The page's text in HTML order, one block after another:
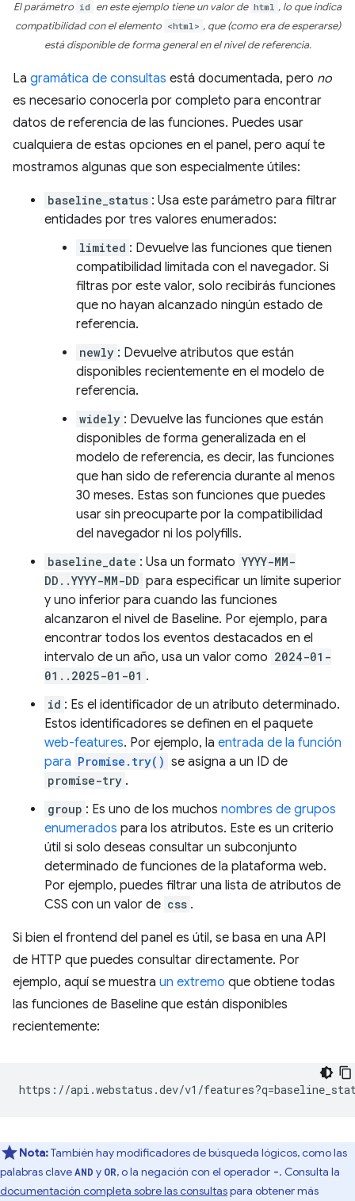
El parámetro id en este ejemplo tiene un valor de html , lo que indica
compatibilidad con el elemento <html> , que (como era de esperarse)
está disponible de forma general en el nivel de referencia.
La gramática de consultas está documentada, pero no
es necesario conocerla por completo para encontrar
datos de referencia de las funciones. Puedes usar
cualquiera de estas opciones en el panel, pero aquí te
mostramos algunas que son especialmente útiles:
baseline_status : Usa este parámetro para filtrar
entidades por tres valores enumerados:
limited : Devuelve las funciones que tienen
compatibilidad limitada con el navegador. Si
filtras por este valor, solo recibirás funciones
que no hayan alcanzado ningún estado de
referencia.
newly : Devuelve atributos que están
disponibles recientemente en el modelo de
referencia.
widely : Devuelve las funciones que están
disponibles de forma generalizada en el
modelo de referencia, es decir, las funciones
que han sido de referencia durante al menos
30 meses. Estas son funciones que puedes
usar sin preocuparte por la compatibilidad
del navegador ni los polyfills.
baseline_date : Usa un formato YYYY-MM-
DD..YYYY-MM-DD para especificar un límite superior
y uno inferior para cuando las funciones
alcanzaron el nivel de Baseline. Por ejemplo, para
encontrar todos los eventos destacados en el
intervalo de un año, usa un valor como 2024-01-
01..2025-01-01 .
id : Es el identificador de un atributo determinado.
Estos identificadores se definen en el paquete
web-features. Por ejemplo, la entrada de la función
para Promise.try() se asigna a un ID de
promise-try .
group : Es uno de los muchos nombres de grupos
enumerados para los atributos. Este es un criterio
útil si solo deseas consultar un subconjunto
determinado de funciones de la plataforma web.
Por ejemplo, puedes filtrar una lista de atributos de
CSS con un valor de css .
Si bien el frontend del panel es útil, se basa en una API
de HTTP que puedes consultar directamente. Por
ejemplo, aquí se muestra un extremo que obtiene todas
las funciones de Baseline que están disponibles
recientemente:
Nota:También hay modificadores de búsqueda lógicos, como las
palabras claveAND y OR, o la negación con el operador -. Consulta la
documentación completa sobre las consultaspara obtener más